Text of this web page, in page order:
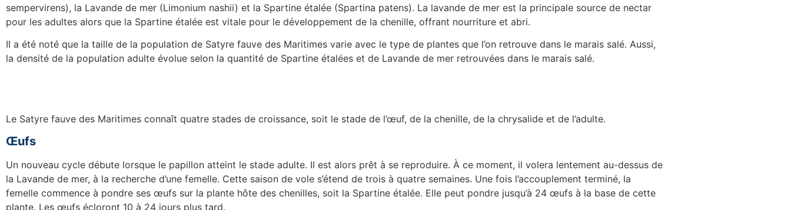
sempervirens), la Lavande de mer (Limonium nashii) et la Spartine étalée (Spartina patens). La lavande de mer est la principale source de nectar
pour les adultes alors que la Spartine étalée est vitale pour le développement de la chenille, offrant nourriture et abri.
Il a été noté que la taille de la population de Satyre fauve des Maritimes varie avec le type de plantes que l’on retrouve dans le marais salé. Aussi,
la densité de la population adulte évolue selon la quantité de Spartine étalées et de Lavande de mer retrouvées dans le marais salé.
Le Satyre fauve des Maritimes connaît quatre stades de croissance, soit le stade de l’œuf, de la chenille, de la chrysalide et de l’adulte.
Œufs
Un nouveau cycle débute lorsque le papillon atteint le stade adulte. Il est alors prêt à se reproduire. À ce moment, il volera lentement au-dessus de
la Lavande de mer, à la recherche d’une femelle. Cette saison de vole s’étend de trois à quatre semaines. Une fois l’accouplement terminé, la
femelle commence à pondre ses œufs sur la plante hôte des chenilles, soit la Spartine étalée. Elle peut pondre jusqu’à 24 œufs à la base de cette
plante. Les œufs écloront 10 à 24 jours plus tard.